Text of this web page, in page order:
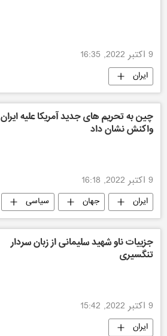
9 اکتبر 2022, 16:35
ایران
چین به تحریم‌ های جدید آمریکا علیه ایران
واکنش نشان داد
9 اکتبر 2022, 16:18
ایران جهان سیاسی
جزییات ناو شهید سلیمانی از زبان سردار
تنگسیری
9 اکتبر 2022, 15:42
ایران